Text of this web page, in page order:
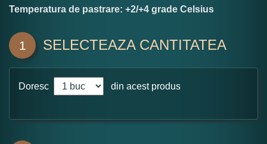
Temperatura de pastrare: +2/+4 grade Celsius
1 SELECTEAZA CANTITATEA
Doresc din acest produs